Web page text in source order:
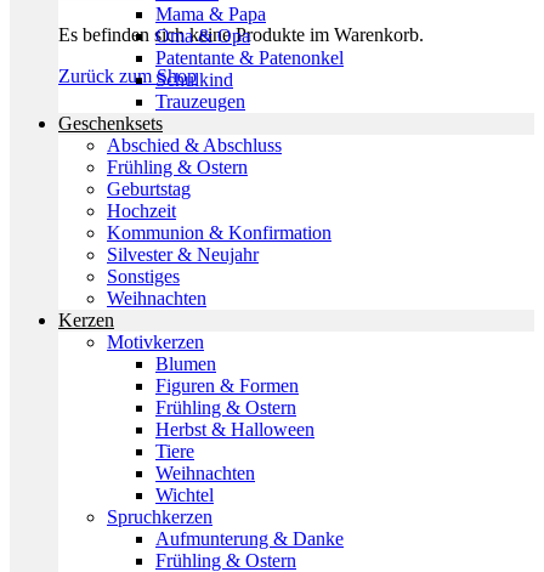
Es befinden sich keine Produkte im Warenkorb.
Zurück zum Shop
Mama & Papa
Oma & Opa
Patentante & Patenonkel
Schulkind
Trauzeugen
Geschenksets
Abschied & Abschluss
Frühling & Ostern
Geburtstag
Hochzeit
Kommunion & Konfirmation
Silvester & Neujahr
Sonstiges
Weihnachten
Kerzen
Motivkerzen
Blumen
Figuren & Formen
Frühling & Ostern
Herbst & Halloween
Tiere
Weihnachten
Wichtel
Spruchkerzen
Aufmunterung & Danke
Frühling & Ostern